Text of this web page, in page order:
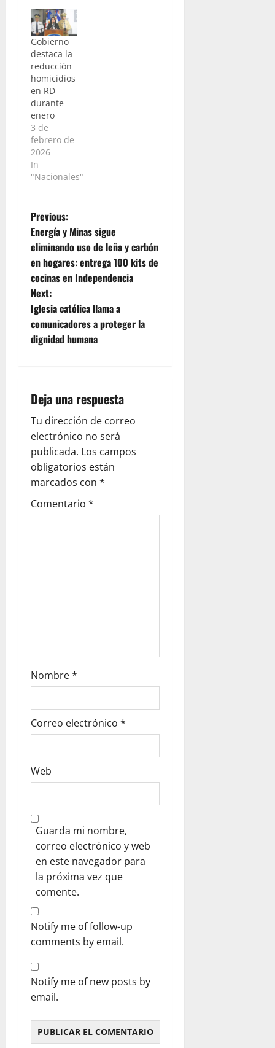
Gobierno
destaca la
reducción
homicidios
en RD
durante
enero
3 de
febrero de
2026
In
"Nacionales"
P
o
s
t
n
a
i
g
a
t
i
Previous:
Energía y Minas sigue
eliminando uso de leña y carbón
en hogares: entrega 100 kits de
cocinas en Independencia
Next:
Iglesia católica llama a
comunicadores a proteger la
dignidad humana
Deja una respuesta
Tu dirección de correo
electrónico no será
publicada. Los campos
obligatorios están
marcados con *
Comentario *
Nombre*
Correo electrónico *
Web
Guarda mi nombre,
correo electrónico y web
en este navegador para
la próxima vez que
comente.
Notify me of follow-up
comments by email.
Notify me of new posts by
email.